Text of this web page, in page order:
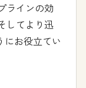
ラインの効
してより迅
にお役立てい